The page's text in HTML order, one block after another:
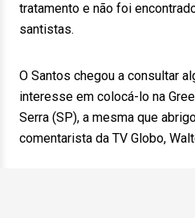
tratamento e não foi
santistas.
O Santos chegou a consultar
interesse em colocá-lo na
Serra (SP), a mesma que
comentarista da TV Globo,